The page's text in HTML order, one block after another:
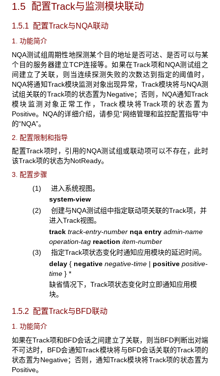
1.5 配置Track与监测模块联动
1.5.1 配置Track与NQA联动
1. 功能简介
NQA测试组周期性地探测某个目的地址是否可达、是否可以与某
个目的服务器建立TCP连接等。如果在Track项和NQA测试组之
间建立了关联，则当连续探测失败的次数达到指定的阈值时，
NQA将通知Track模块监测对象出现异常，Track模块将与NQA测
试组关联的Track项的状态置为Negative；否则，NQA通知Track
模块监测对象正常工作，Track模块将Track项的状态置为
Positive。NQA的详细介绍，请参见“网络管理和监控配置指导”中
的“NQA”。
2. 配置限制和指导
配置Track项时，引用的NQA测试组或联动项可以不存在，此时
该Track项的状态为NotReady。
3. 配置步骤
(1) 进入系统视图。
system-view
(2) 创建与NQA测试组中指定联动项关联的Track项，并
进入Track视图。
track track-entry-number nqa entry admin-name
operation-tag reaction item-number
(3) 指定Track项状态变化时通知应用模块的延迟时间。
delay { negative negative-time | positive positive-
time } *
缺省情况下，Track项状态变化时立即通知应用模
块。
1.5.2 配置Track与BFD联动
1. 功能简介
如果在Track项和BFD会话之间建立了关联，则当BFD判断出对端
不可达时，BFD会通知Track模块将与BFD会话关联的Track项的
状态置为Negative；否则，通知Track模块将Track项的状态置为
Positive。